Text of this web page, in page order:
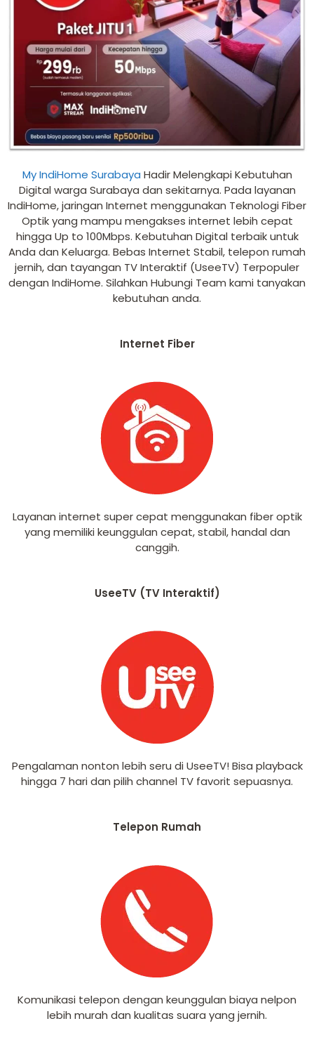
My IndiHome Surabaya Hadir Melengkapi Kebutuhan
Digital warga Surabaya dan sekitarnya. Pada layanan
IndiHome, jaringan Internet menggunakan Teknologi Fiber
Optik yang mampu mengakses internet lebih cepat
hingga Up to 100Mbps. Kebutuhan Digital terbaik untuk
Anda dan Keluarga. Bebas Internet Stabil, telepon rumah
jernih, dan tayangan TV Interaktif (UseeTV) Terpopuler
dengan IndiHome. Silahkan Hubungi Team kami tanyakan
kebutuhan anda.
Internet Fiber
Layanan internet super cepat menggunakan fiber optik
yang memiliki keunggulan cepat, stabil, handal dan
canggih.
UseeTV (TV Interaktif)
Pengalaman nonton lebih seru di UseeTV! Bisa playback
hingga 7 hari dan pilih channel TV favorit sepuasnya.
Telepon Rumah
Komunikasi telepon dengan keunggulan biaya nelpon
lebih murah dan kualitas suara yang jernih.